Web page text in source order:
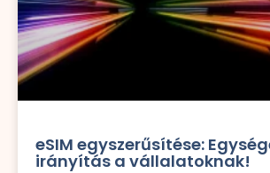
eSIM egyszerűsítése:
irányítás a vállalatoknak!